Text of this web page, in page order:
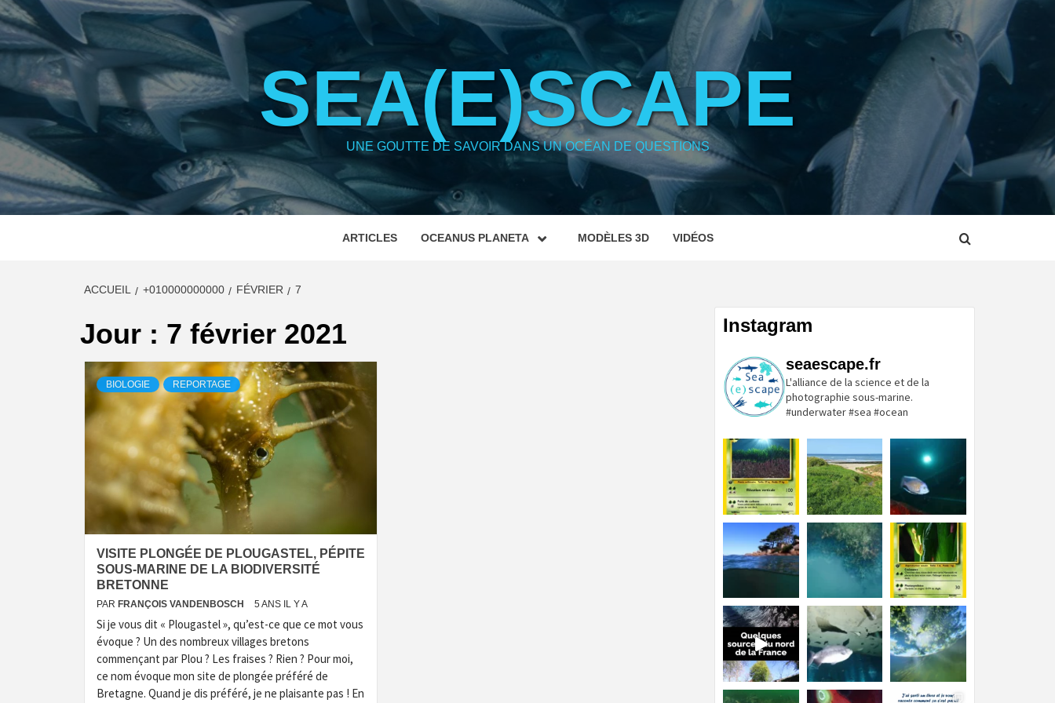
Aller
au
contenu
SEA(E)SCAPE
UNE GOUTTE DE SAVOIR DANS UN OCÉAN DE QUESTIONS
ARTICLES OCEANUS PLANETA MODÈLES 3D VIDÉOS
ACCUEIL +010000000000 FÉVRIER 7
Jour : 7 février 2021
BIOLOGIE REPORTAGE
VISITE PLONGÉE DE PLOUGASTEL, PÉPITE
SOUS-MARINE DE LA BIODIVERSITÉ
BRETONNE
PAR FRANÇOIS VANDENBOSCH 5 ANS IL Y A
Si je vous dit « Plougastel », qu’est-ce que ce mot vous
évoque ? Un des nombreux villages bretons
commençant par Plou ? Les fraises ? Rien ? Pour moi,
ce nom évoque mon site de plongée préféré de
Bretagne. Quand je dis préféré, je ne plaisante pas ! En
Instagram
seaescape.fr
L'alliance de la science et de la
photographie sous-marine.
#underwater #sea #ocean